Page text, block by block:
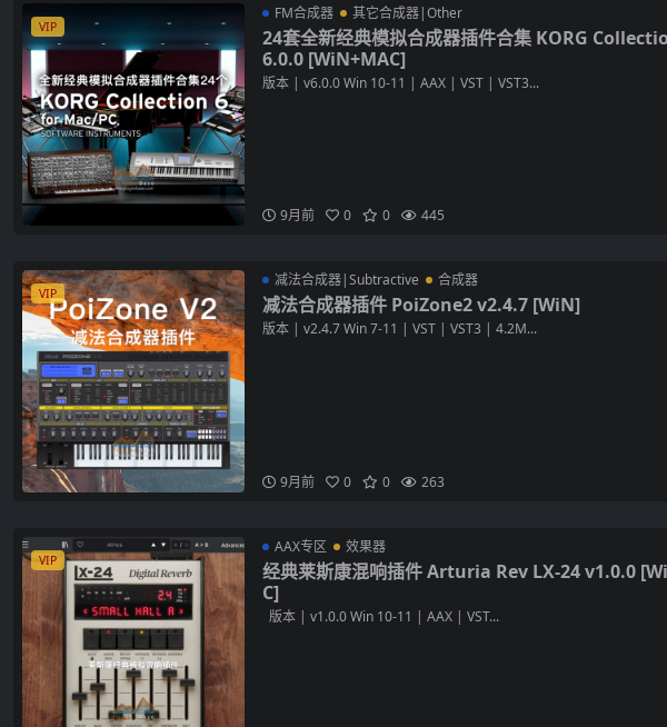
VIP
FM合成器 其它合成器|Other
24套全新经典模拟合成器插件合集 KORG
6.0.0 [WiN+MAC]
版本 | v6.0.0 Win 10-11 | AAX | VST | VST3...
9月前 0 0 445
VIP
减法合成器|Subtractive 合成器
减法合成器插件 PoiZone2 v2.4.7 [WiN]
版本 | v2.4.7 Win 7-11 | VST | VST3 | 4.2M...
9月前 0 0 263
VIP
AAX专区 效果器
经典莱斯康混响插件 Arturia Rev LX-24 v1.0.0
C]
版本 | v1.0.0 Win 10-11 | AAX | VST...